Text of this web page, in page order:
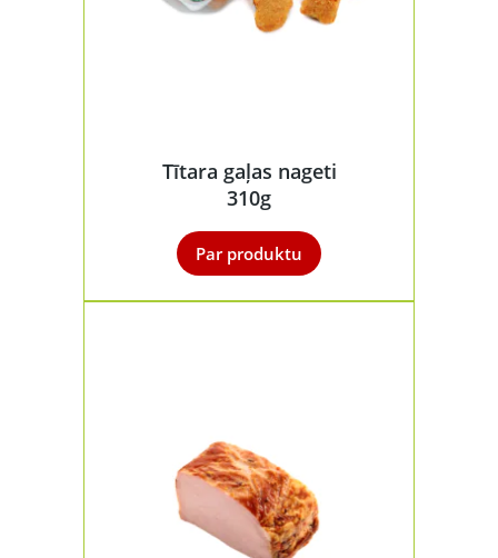
Tītara gaļas nageti
310g
Par produktu